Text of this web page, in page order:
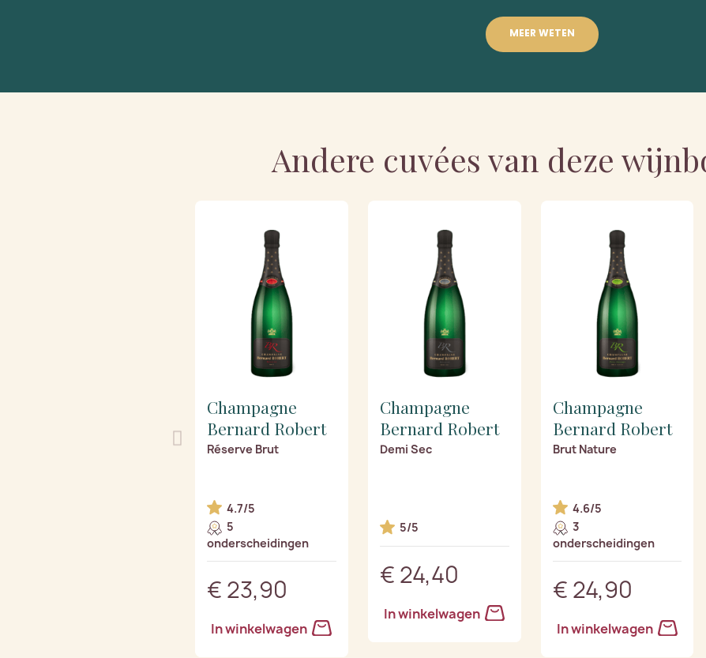
MEER WETEN
Andere cuvées van deze
Champagne
Bernard Robert
Réserve Brut
4.7/5
5
onderscheidingen
€ 23,90
In winkelwagen
Champagne
Bernard Robert
Demi Sec
5/5
€ 24,40
In winkelwagen
Champagne
Bernard Robert
Brut Nature
4.6/5
3
onderscheidingen
€ 24,90
In winkelwagen